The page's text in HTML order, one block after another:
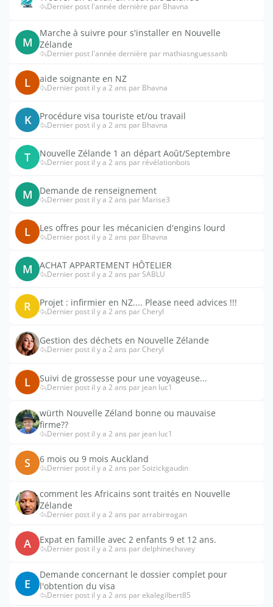
Dernier post l'année dernière par Bhavna
M
Marche à suivre pour s'installer en Nouvelle
Zélande
Dernier post l'année dernière par mathiasnguessanb
L aide soignante en NZ
Dernier post il y a 2 ans par Bhavna
K Procédure visa touriste et/ou travail
Dernier post il y a 2 ans par Bhavna
T Nouvelle Zélande 1 an départ Août/Septembre
Dernier post il y a 2 ans par révélationbois
M Demande de renseignement
Dernier post il y a 2 ans par Marise3
L Les offres pour les mécanicien d'engins lourd
Dernier post il y a 2 ans par Bhavna
M ACHAT APPARTEMENT HÔTELIER
Dernier post il y a 2 ans par SABLU
R Projet : infirmier en NZ.... Please need advices !!!
Dernier post il y a 2 ans par Cheryl
Gestion des déchets en Nouvelle Zélande
Dernier post il y a 2 ans par Cheryl
L Suivi de grossesse pour une voyageuse...
Dernier post il y a 2 ans par jean luc1
würth Nouvelle Zéland bonne ou mauvaise
firme??
Dernier post il y a 2 ans par jean luc1
S 6 mois ou 9 mois Auckland
Dernier post il y a 2 ans par Soizickgaudin
comment les Africains sont traités en Nouvelle
Zélande
Dernier post il y a 2 ans par arrabireagan
A Expat en famille avec 2 enfants 9 et 12 ans.
Dernier post il y a 2 ans par delphinechavey
E
Demande concernant le dossier complet pour
l'obtention du visa
Dernier post il y a 2 ans par ekalegilbert85